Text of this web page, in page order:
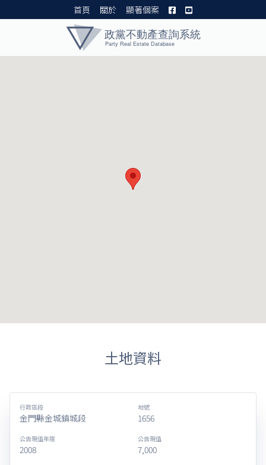
首頁 關於 顯著個案
土地資料
行政區段
金門縣金城鎮城段
地號
1656
公告現值年度
2008
公告現值
7,000